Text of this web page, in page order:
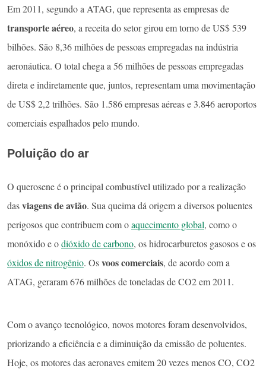
Em 2011, segundo a ATAG, que representa as empresas de
transporte aéreo, a receita do setor girou em torno de US$ 539
bilhões. São 8,36 milhões de pessoas empregadas na indústria
aeronáutica. O total chega a 56 milhões de pessoas empregadas
direta e indiretamente que, juntos, representam uma movimentação
de US$ 2,2 trilhões. São 1.586 empresas aéreas e 3.846 aeroportos
comerciais espalhados pelo mundo.
Poluição do ar
O querosene é o principal combustível utilizado por a realização
dasviagens de avião. Sua queima dá origem a diversos poluentes
perigosos que contribuem com oaquecimento global, como o
monóxido e odióxido de carbono, os hidrocarburetos gasosos e os
óxidos de nitrogênio. Osvoos comerciais, de acordo com a
ATAG, geraram 676 milhões de toneladas de CO2 em 2011.
Com o avanço tecnológico, novos motores foram desenvolvidos,
priorizando a eficiência e a diminuição da emissão de poluentes.
Hoje, os motores das aeronaves emitem 20 vezes menos CO, CO2